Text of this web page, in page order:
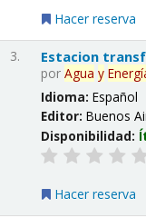
Hacer reserva
3. Estacion
porAgua y
Idioma:Español
Editor:Buenos
Disponibilidad:
Hacer reserva